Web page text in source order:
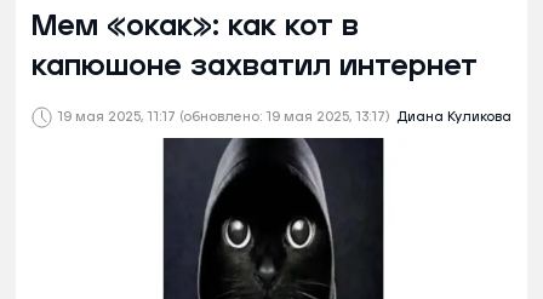
19 мая 2025, 11:17 (обновлено: 19 мая 2025, 13:17) Диана Куликова
Мем «окак»: как кот в
капюшоне захватил интернет